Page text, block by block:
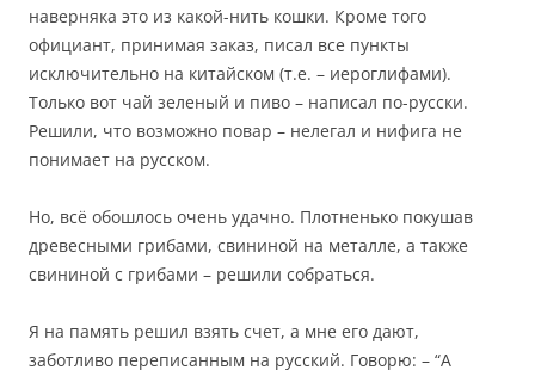
наверняка это из какой-нить кошки. Кроме того
официант, принимая заказ, писал все пункты
исключительно на китайском (т.е. – иероглифами).
Только вот чай зеленый и пиво – написал по-русски.
Решили, что возможно повар – нелегал и нифига не
понимает на русском.
Но, всё обошлось очень удачно. Плотненько покушав
древесными грибами, свининой на металле, а также
свининой с грибами – решили собраться.
Я на память решил взять счет, а мне его дают,
заботливо переписанным на русский. Говорю: – “А